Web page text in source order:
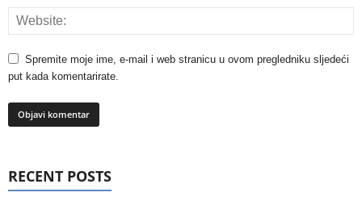
Spremite moje ime, e-mail i web stranicu u ovom pregledniku sljedeći
put kada komentarirate.
RECENT POSTS